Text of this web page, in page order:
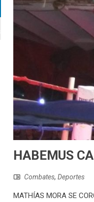
HABEMUS
Combates, Deportes
MATHÍAS MORA SE